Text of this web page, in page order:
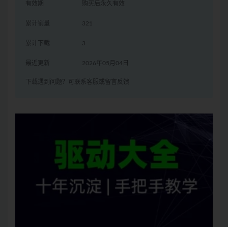
有效期 购买后永久有效
累计销量 321
累计下载 3
最近更新 2026年05月04日
下载遇到问题？可联系客服或留言反馈